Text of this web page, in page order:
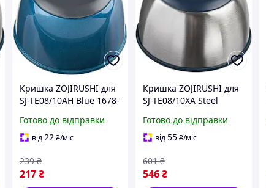
Кришка ZOJIRUSHI для
SJ-TE08/10AH Blue 1678-
Готово до відправки
від22₴/міс
217₴
239 ₴
Кришка ZOJIRUSHI для
SJ-TE08/10XA Steel
Готово до відправки
від55₴/міс
546₴
601 ₴